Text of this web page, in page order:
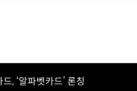
, ‘알파벳카드’ 론칭